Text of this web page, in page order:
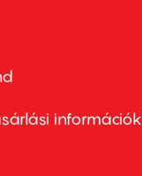
információk